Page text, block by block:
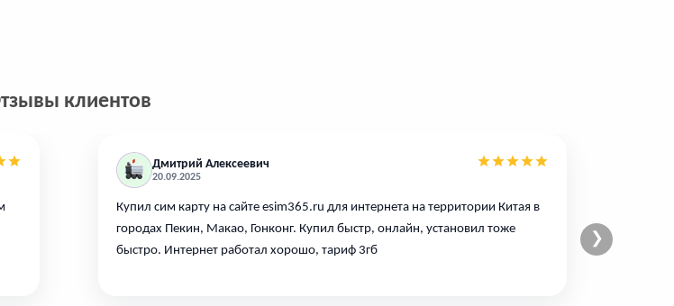
клиентов
Дмитрий Алексеевич
20.09.2025
Купил сим карту на сайте esim365.ru для интернета на территории Китая в
городах Пекин, Макао, Гонконг. Купил быстр, онлайн, установил тоже
быстро. Интернет работал хорошо, тариф 3гб
❯